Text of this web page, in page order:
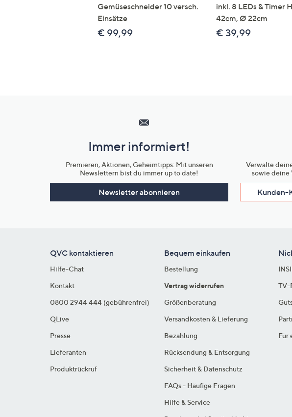
Gemüseschneider 10 versch.
Einsätze
€ 99,99
inkl. 8 LEDs & Timer
42cm, Ø 22cm
€ 39,99
Unternehmensinformationen
Immer informiert!
Premieren, Aktionen, Geheimtipps: Mit unseren
Newslettern bist du immer up to date!
Newsletter abonnieren
Verwalte
sowie deine
Kunden-
QVC kontaktieren
Hilfe-Chat
Kontakt
0800 2944 444 (gebührenfrei)
QLive
Presse
Lieferanten
Produktrückruf
Bequem einkaufen
Bestellung
Vertrag widerrufen
Größenberatung
Versandkosten & Lieferung
Bezahlung
Rücksendung & Entsorgung
Sicherheit & Datenschutz
FAQs - Häufige Fragen
Hilfe & Service
TV-
Für